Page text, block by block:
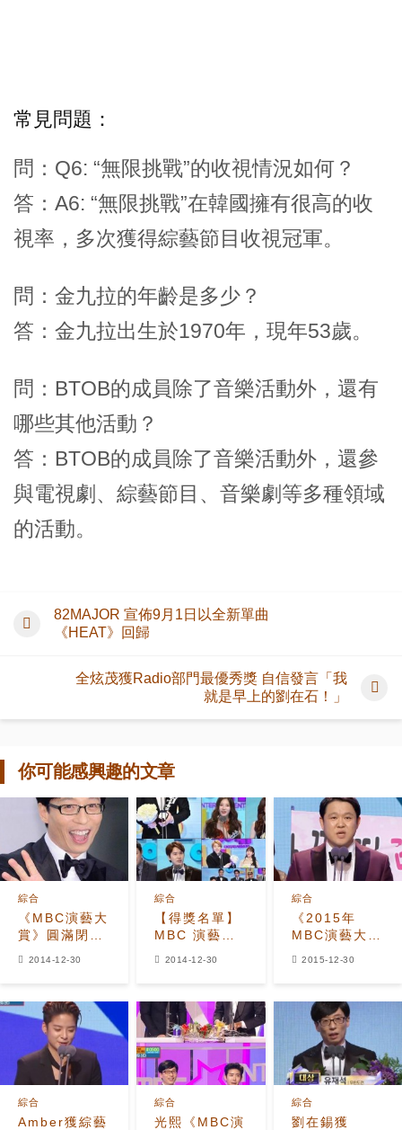
常見問題：
問：Q6: “無限挑戰”的收視情況如何？
答：A6: “無限挑戰”在韓國擁有很高的收
視率，多次獲得綜藝節目收視冠軍。
問：金九拉的年齡是多少？
答：金九拉出生於1970年，現年53歲。
問：BTOB的成員除了音樂活動外，還有
哪些其他活動？
答：BTOB的成員除了音樂活動外，還參
與電視劇、綜藝節目、音樂劇等多種領域
的活動。
82MAJOR 宣佈9月1日以全新單曲
《HEAT》回歸
全炫茂獲Radio部門最優秀獎 自信發言「我
就是早上的劉在石！」
你可能感興趣的文章
《MBC演藝大
賞》圓滿閉幕
綜合
2014-12-30
【得獎名單】
MBC 演藝大
綜合
2014-12-30
《2015年
MBC演藝大
次獲獎
綜合
2015-12-30
Amber獲綜藝
綜合
光熙《MBC演
綜合
劉在錫獲
綜合